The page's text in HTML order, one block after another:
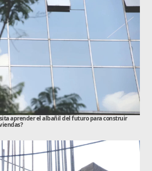
aprender el albañil del futuro para construir